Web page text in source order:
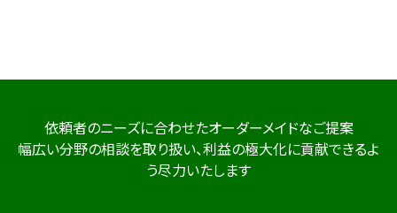
依頼者のニーズに合わせたオーダーメイドなご提案
幅広い分野の相談を取り扱い、利益の極大化に貢献できるよ
う尽力いたします